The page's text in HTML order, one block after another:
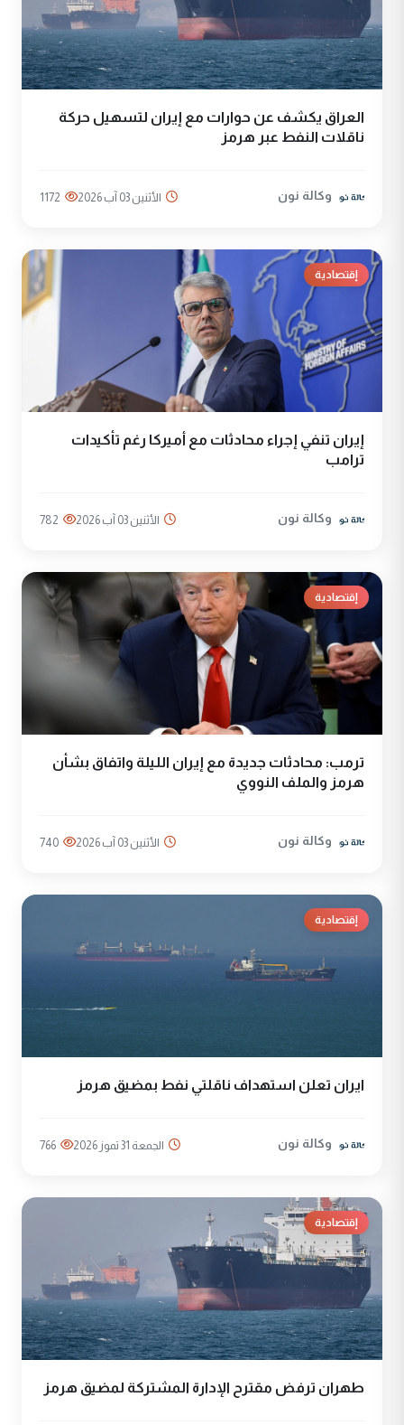
العراق يكشف عن حوارات مع إيران لتسهيل حركة
ناقلات النفط عبر هرمز
وكالة نون الأثنين 03 آب 2026 1172
إقتصادية
إيران تنفي إجراء محادثات مع أميركا رغم تأكيدات
ترامب
وكالة نون الأثنين 03 آب 2026 782
إقتصادية
ترمب: محادثات جديدة مع إيران الليلة واتفاق بشأن
هرمز والملف النووي
وكالة نون الأثنين 03 آب 2026 740
إقتصادية
ايران تعلن استهداف ناقلتي نفط بمضيق هرمز
وكالة نون الجمعة 31 تموز 2026 766
إقتصادية
طهران ترفض مقترح الإدارة المشتركة لمضيق هرمز